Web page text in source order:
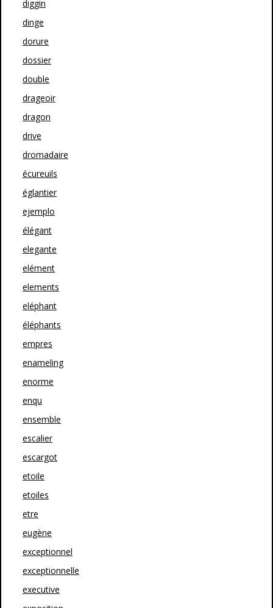
diggin
dinge
dorure
dossier
double
drageoir
dragon
drive
dromadaire
écureuils
églantier
ejemplo
élégant
elegante
elément
elements
eléphant
éléphants
empres
enameling
enorme
enqu
ensemble
escalier
escargot
etoile
etoiles
etre
eugène
exceptionnel
exceptionnelle
executive